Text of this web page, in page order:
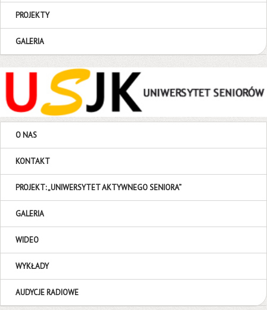
PROJEKTY
GALERIA
O NAS
KONTAKT
PROJEKT: „UNIWERSYTET AKTYWNEGO SENIORA”
GALERIA
WIDEO
WYKŁADY
AUDYCJE RADIOWE